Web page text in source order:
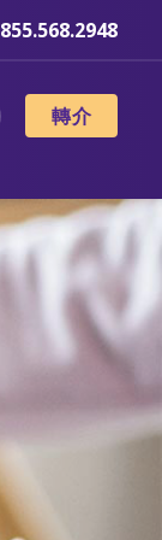
855.568.2948
轉介